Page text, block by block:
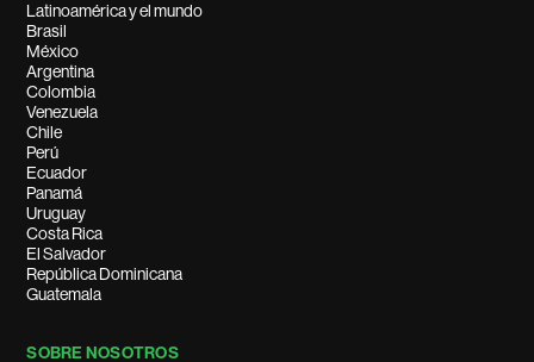
Latinoamérica y el mundo
Brasil
México
Argentina
Colombia
Venezuela
Chile
Perú
Ecuador
Panamá
Uruguay
Costa Rica
El Salvador
República Dominicana
Guatemala
SOBRE NOSOTROS